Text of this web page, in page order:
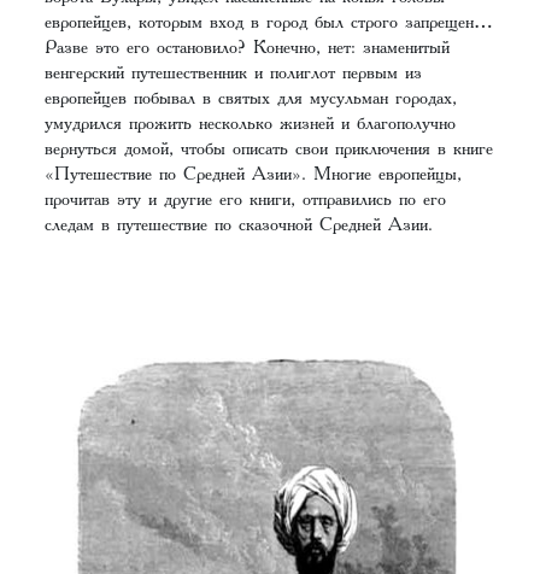
европейцев, которым вход в город был строго запрещен…
Разве это его остановило? Конечно, нет: знаменитый
венгерский путешественник и полиглот первым из
европейцев побывал в святых для мусульман городах,
умудрился прожить несколько жизней и благополучно
вернуться домой, чтобы описать свои приключения в книге
«Путешествие по Средней Азии». Многие европейцы,
прочитав эту и другие его книги, отправились по его
следам в путешествие по сказочной Средней Азии.